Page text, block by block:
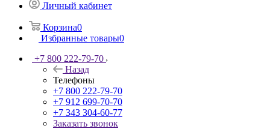
Личный кабинет
Корзина0
Избранные товары0
+7 800 222-79-70
Назад
Телефоны
+7 800 222-79-70
+7 912 699-70-70
+7 343 304-60-77
Заказать звонок